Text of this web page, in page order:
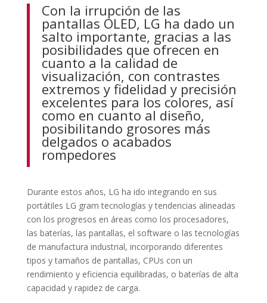
Con la irrupción de las
pantallas OLED, LG ha dado un
salto importante, gracias a las
posibilidades que ofrecen en
cuanto a la calidad de
visualización, con contrastes
extremos y fidelidad y precisión
excelentes para los colores, así
como en cuanto al diseño,
posibilitando grosores más
delgados o acabados
rompedores
Durante estos años, LG ha ido integrando en sus
portátiles LG gram tecnologías y tendencias alineadas
con los progresos en áreas como los procesadores,
las baterías, las pantallas, el software o las tecnologías
de manufactura industrial, incorporando diferentes
tipos y tamaños de pantallas, CPUs con un
rendimiento y eficiencia equilibradas, o baterías de alta
capacidad y rapidez de carga.